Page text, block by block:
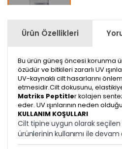
Ürün Özellikleri
Bu ürün güneş öncesi korunma
özüdür ve bitkileri zararlı UV
UV-kaynaklı cilt hasarlarını
etmesidir.Cilt dokusunu,
Matriks Peptitler kolajen
eder. UV ışınlarının neden
KULLANIM KOŞULLARI
Cilt tipine uygun olarak seçilen
ürünlerinin kullanımı ile devam